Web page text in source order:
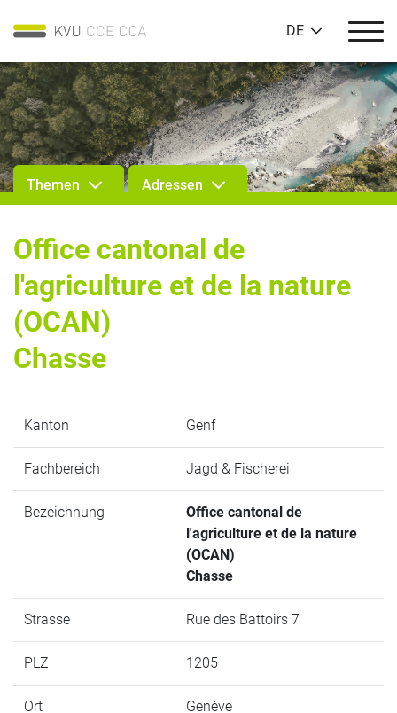
DE
Themen Adressen
Office cantonal de
l'agriculture et de la nature
(OCAN)
Chasse
Kanton Genf
Fachbereich Jagd & Fischerei
Bezeichnung
Office cantonal de
l'agriculture et de la nature
(OCAN)
Chasse
Strasse Rue des Battoirs 7
PLZ 1205
Ort Genève